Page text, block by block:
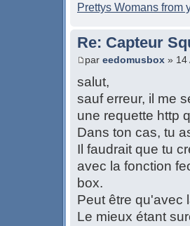
Prettys Womans from
Re: Capteur
par eedomusbox » 14
salut,
sauf erreur, il me
une requette http
Dans ton cas, tu
Il faudrait que tu
avec la fonction
box.
Peut être qu'avec
Le mieux étant